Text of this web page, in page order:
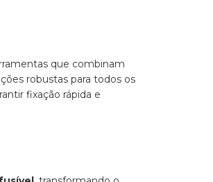
que combinam
robustas para todos os
fixação rápida e